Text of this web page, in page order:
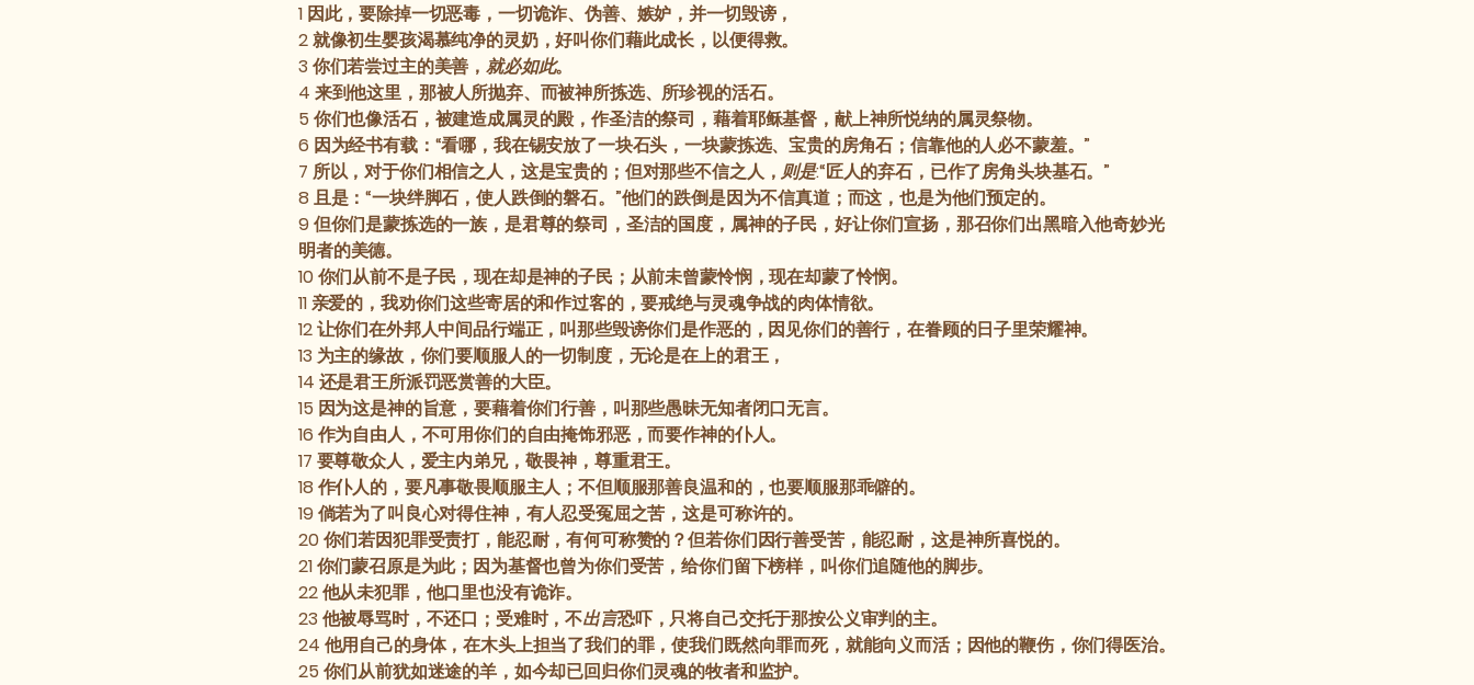
1 因此，要除掉一切恶毒，一切诡诈、伪善、嫉妒，并一切毁谤，
2就像初生婴孩渴慕纯净的灵奶，好叫你们藉此成长，以便得救。
3 你们若尝过主的美善，就必如此。
4 来到他这里，那被人所抛弃、而被神所拣选、所珍视的活石。
5 你们也像活石，被建造成属灵的殿，作圣洁的祭司，藉着耶稣基督，献上神所悦纳的属灵祭物。
6 因为经书有载：“看哪，我在锡安放了一块石头，一块蒙拣选、宝贵的房角石；信靠他的人必不蒙羞。”
7 所以，对于你们相信之人，这是宝贵的；但对那些不信之人，则是:“匠人的弃石，已作了房角头块基石。”
8 且是：“一块绊脚石，使人跌倒的磐石。”他们的跌倒是因为不信真道；而这，也是为他们预定的。
9但你们是蒙拣选的一族，是君尊的祭司，圣洁的国度，属神的子民，好让你们宣扬，那召你们出黑暗入他奇妙光
明者的美德。
10你们从前不是子民，现在却是神的子民；从前未曾蒙怜悯，现在却蒙了怜悯。
11亲爱的，我劝你们这些寄居的和作过客的，要戒绝与灵魂争战的肉体情欲。
12让你们在外邦人中间品行端正，叫那些毁谤你们是作恶的，因见你们的善行，在眷顾的日子里荣耀神。
13 为主的缘故，你们要顺服人的一切制度，无论是在上的君王，
14 还是君王所派罚恶赏善的大臣。
15 因为这是神的旨意，要藉着你们行善，叫那些愚昧无知者闭口无言。
16 作为自由人，不可用你们的自由掩饰邪恶，而要作神的仆人。
17 要尊敬众人，爱主内弟兄，敬畏神，尊重君王。
18 作仆人的，要凡事敬畏顺服主人；不但顺服那善良温和的，也要顺服那乖僻的。
19倘若为了叫良心对得住神，有人忍受冤屈之苦，这是可称许的。
20你们若因犯罪受责打，能忍耐，有何可称赞的？但若你们因行善受苦，能忍耐，这是神所喜悦的。
21你们蒙召原是为此；因为基督也曾为你们受苦，给你们留下榜样，叫你们追随他的脚步。
22他从未犯罪，他口里也没有诡诈。
23 他被辱骂时，不还口；受难时，不出言恐吓，只将自己交托于那按公义审判的主。
24 他用自己的身体，在木头上担当了我们的罪，使我们既然向罪而死，就能向义而活；因他的鞭伤，你们得医治。
25 你们从前犹如迷途的羊，如今却已回归你们灵魂的牧者和监护。